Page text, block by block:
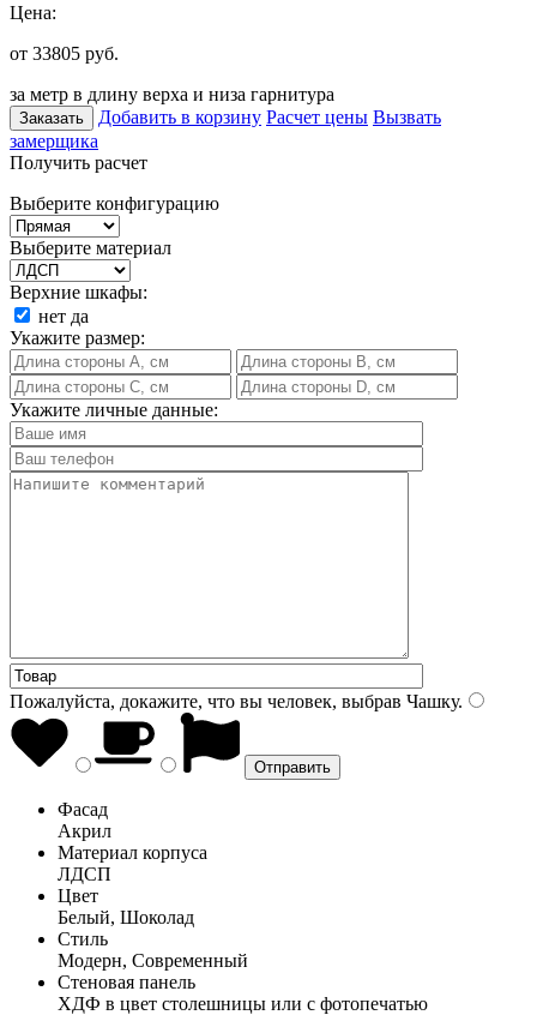
Цена:
от 33805 руб.
за метр в длину верха и низа гарнитура
Заказать Добавить в корзину Расчет цены Вызвать
замерщика
Получить расчет
Выберите конфигурацию
Выберите материал
Верхние шкафы:
нет да
Укажите размер:
Укажите личные данные:
Пожалуйста, докажите, что вы человек, выбрав Чашку.
Фасад
Акрил
Материал корпуса
ЛДСП
Цвет
Белый, Шоколад
Стиль
Модерн, Современный
Стеновая панель
ХДФ в цвет столешницы или с фотопечатью